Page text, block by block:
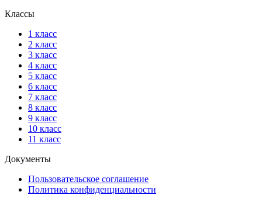
Классы
1 класс
2 класс
3 класс
4 класс
5 класс
6 класс
7 класс
8 класс
9 класс
10 класс
11 класс
Документы
Пользовательское соглашение
Политика конфиденциальности